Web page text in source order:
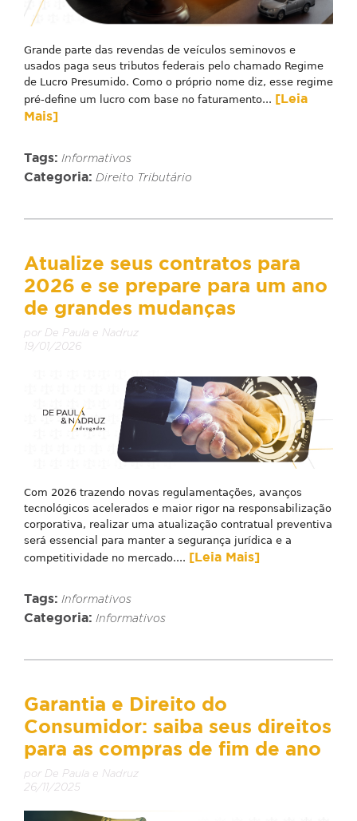
Grande parte das revendas de veículos seminovos e
usados paga seus tributos federais pelo chamado Regime
de Lucro Presumido. Como o próprio nome diz, esse regime
pré-define um lucro com base no faturamento... [Leia
Mais]
Tags: Informativos
Categoria: Direito Tributário
Atualize seus contratos para
2026 e se prepare para um ano
de grandes mudanças
por De Paula e Nadruz
19/01/2026
Com 2026 trazendo novas regulamentações, avanços
tecnológicos acelerados e maior rigor na responsabilização
corporativa, realizar uma atualização contratual preventiva
será essencial para manter a segurança jurídica e a
competitividade no mercado.... [Leia Mais]
Tags: Informativos
Categoria: Informativos
Garantia e Direito do
Consumidor: saiba seus direitos
para as compras de fim de ano
por De Paula e Nadruz
26/11/2025